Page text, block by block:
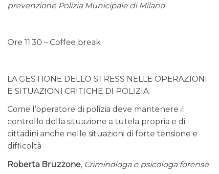
prevenzione Polizia Municipale di Milano
Ore 11.30 – Coffee break
LA GESTIONE DELLO STRESS NELLE OPERAZIONI
E SITUAZIONI CRITICHE DI POLIZIA
Come l’operatore di polizia deve mantenere il
controllo della situazione a tutela propria e di
cittadini anche nelle situazioni di forte tensione e
difficoltà
Roberta Bruzzone, Criminologa e psicologa forense